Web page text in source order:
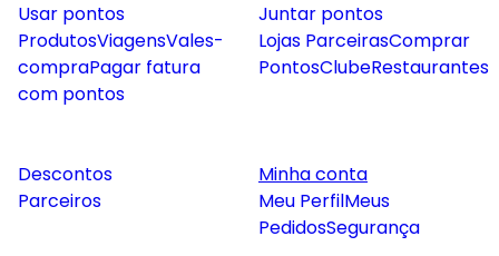
Usar pontos
ProdutosViagensVales-
compraPagar fatura
com pontos
Juntar pontos
Lojas ParceirasComprar
PontosClubeRestaurantes
Descontos
Parceiros
Minha conta
Meu PerfilMeus
PedidosSegurança